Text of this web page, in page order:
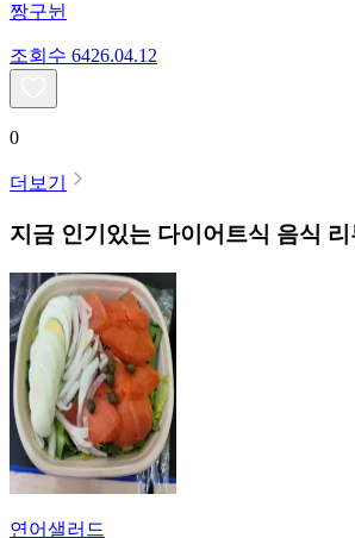
짱구뉜
조회수 6426.04.12
0
더보기
지금 인기있는 다이어트식 음식 리
연어샐러드